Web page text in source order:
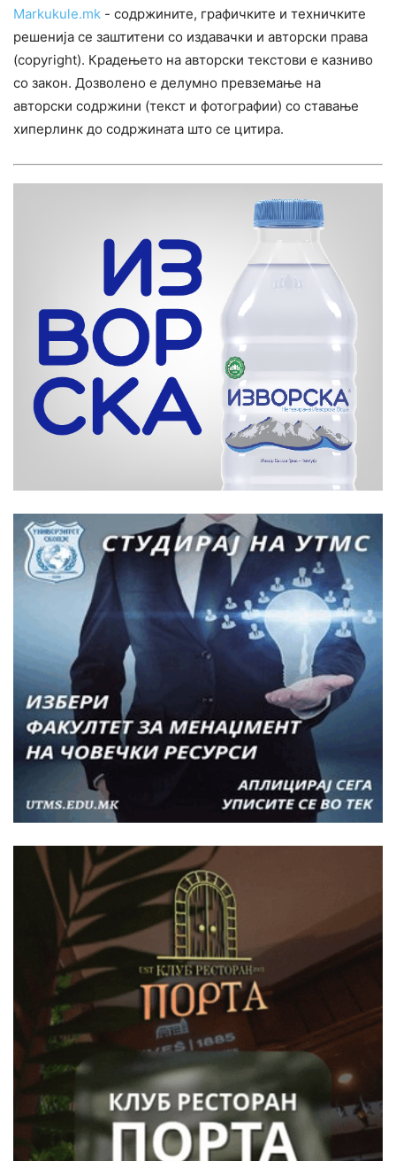
Markukule.mk - содржините, графичките и техничките
решенија се заштитени со издавачки и авторски права
(copyright). Крадењето на авторски текстови е казниво
со закон. Дозволено е делумно превземање на
авторски содржини (текст и фотографии) со ставање
хиперлинк до содржината што се цитира.